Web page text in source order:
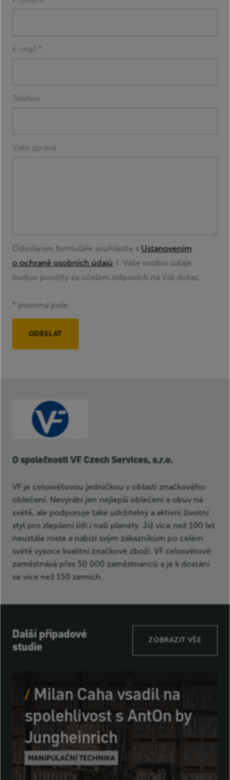
E-mail *
Telefon
Vaše zpráva
Odesláním formuláře souhlasíte s Ustanovením
o ochraně osobních údajů
. Vaše osobní údaje
budou použity za účelem odpovědi na Váš dotaz.
* povinná pole
ODESLAT
O společnosti VF Czech Services, s.r.o.
VF je celosvětovou jedničkou v oblasti značkového
oblečení. Nevyrábí jen nejlepší oblečení a obuv na
světě, ale podporuje také udržitelný a aktivní životní
styl pro zlepšení lidí i naší planety. Již více než 100 let
neustále roste a nabízí svým zákazníkům po celém
světě vysoce kvalitní značkové zboží. VF celosvětově
zaměstnává přes 50 000 zaměstnanců a je k dostání
ve více než 150 zemích.
Další případové
studie
ZOBRAZIT VŠE
Milan Caha vsadil na
spolehlivost s AntOn by
Jungheinrich
MANIPULAČNÍ TECHNIKA